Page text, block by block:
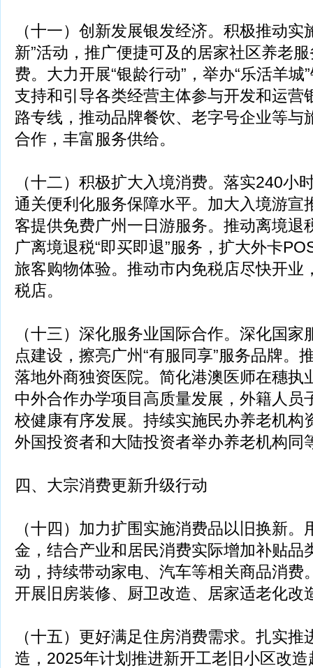
（十一）创新发展银发经济。积极推动实
新”活动，推广便捷可及的居家社区养老
费。大力开展“银龄行动”，举办“乐活羊城
支持和引导各类经营主体参与开发和运营
路专线，推动品牌餐饮、老字号企业等与
合作，丰富服务供给。
（十二）积极扩大入境消费。落实240小
通关便利化服务保障水平。加大入境游宣
客提供免费广州一日游服务。推动离境退
广离境退税“即买即退”服务，扩大外卡
旅客购物体验。推动市内免税店尽快开业
税店。
（十三）深化服务业国际合作。深化国
点建设，擦亮广州“有服同享”服务品牌。
落地外商独资医院。简化港澳医师在穗执
中外合作办学项目高质量发展，外籍人员
校健康有序发展。持续实施民办养老机构
外国投资者和大陆投资者举办养老机构同
四、大宗消费更新升级行动
（十四）加力扩围实施消费品以旧换新
金，结合产业和居民消费实际增加补贴品
动，持续带动家电、汽车等相关商品消费
开展旧房装修、厨卫改造、居家适老化改
（十五）更好满足住房消费需求。扎实
造，2025年计划推进新开工老旧小区改